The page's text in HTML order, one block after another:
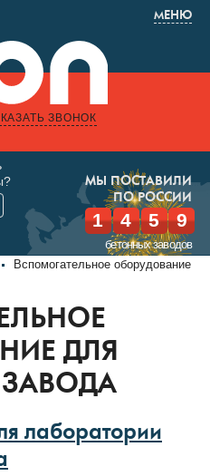
МЕНЮ
ЗВОНОК
МЫ ПОСТАВИЛИ
ПО РОССИИ
1 4 5 9
бетонных заводов
Вспомогательное оборудование
ДЛЯ
лаборатории